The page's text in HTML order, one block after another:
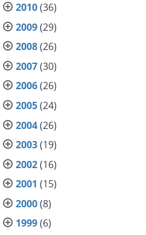
2010(36)
2009(29)
2008(26)
2007(30)
2006(26)
2005(24)
2004(26)
2003(19)
2002(16)
2001 (15)
2000(8)
1999(6)